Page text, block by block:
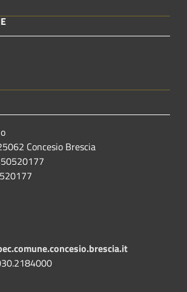
Concesio Brescia